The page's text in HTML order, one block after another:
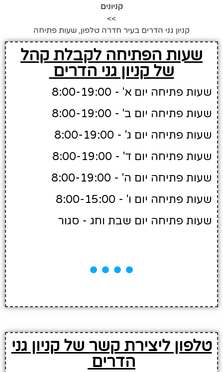
קניונים
>>
קניון גני הדרים בעיר חדרה טלפון, שעות פתיחה
שעות הפתיחה לקבלת קהל
של קניון גני הדרים
שעות פתיחה יום א' - 8:00-19:00
שעות פתיחה יום ב' - 8:00-19:00
שעות פתיחה יום ג' - 8:00-19:00
שעות פתיחה יום ד' - 8:00-19:00
שעות פתיחה יום ה' - 8:00-19:00
שעות פתיחה יום ו' - 8:00-15:00
שעות פתיחה יום שבת וחג - סגור
טלפון ליצירת קשר של קניון גני
הדרים